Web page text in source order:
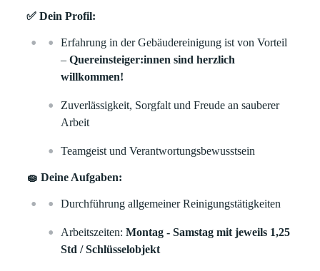
✅ Dein Profil:
Erfahrung in der Gebäudereinigung ist von Vorteil
–Quereinsteiger:innen sind herzlich
willkommen!
Zuverlässigkeit, Sorgfalt und Freude an sauberer
Arbeit
Teamgeist und Verantwortungsbewusstsein
🧽 Deine Aufgaben:
Durchführung allgemeiner Reinigungstätigkeiten
Arbeitszeiten:Montag - Samstagmit jeweils 1,25
Std / Schlüsselobjekt